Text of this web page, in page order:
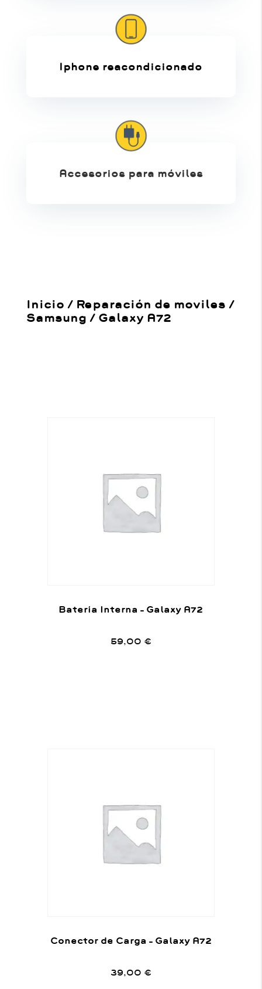
Iphone reacondicionado
Accesorios para móviles
Inicio / Reparación de moviles /
Samsung / Galaxy A72
Batería Interna – Galaxy A72
59,00 €
Conector de Carga – Galaxy A72
39,00 €